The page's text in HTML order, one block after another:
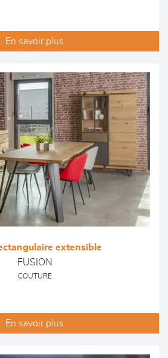
En savoir plus
extensible
FUSION
COUTURE
En savoir plus